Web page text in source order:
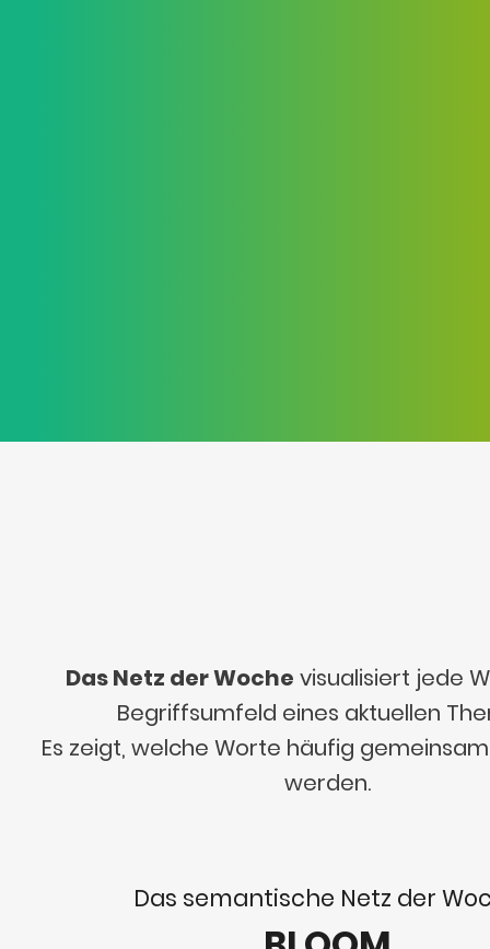
Das Netz der Woche visualisiert jede
Begriffsumfeld eines aktuellen
Es zeigt, welche Worte häufig
werden.
Das semantische Netz der